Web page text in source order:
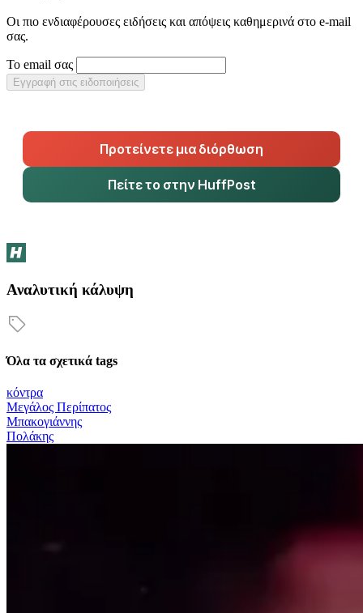
Οι πιο ενδιαφέρουσες ειδήσεις και απόψεις καθημερινά στο e-mail
σας.
Το email σας
Εγγραφή στις ειδοποιήσεις
Προτείνετε μια διόρθωση
Πείτε το στην HuffPost
Αναλυτική κάλυψη
Όλα τα σχετικά tags
κόντρα
Μεγάλος Περίπατος
Μπακογιάννης
Πολάκης